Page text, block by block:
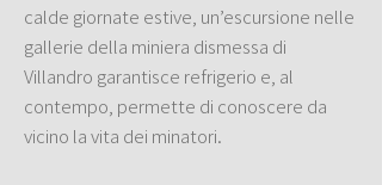
calde giornate estive, un’escursione nelle
gallerie della miniera dismessa di
Villandro garantisce refrigerio e, al
contempo, permette di conoscere da
vicino la vita dei minatori.